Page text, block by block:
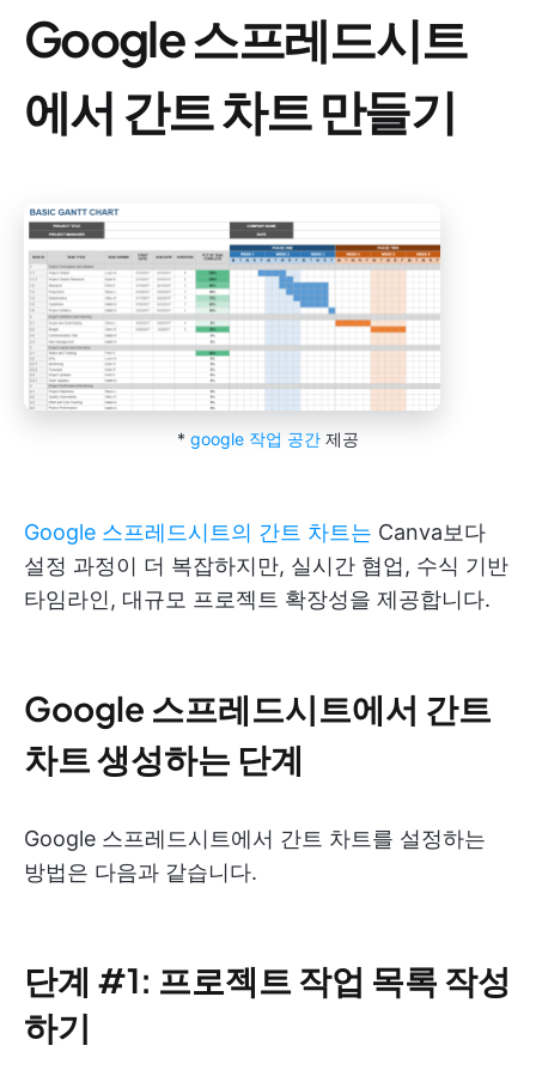
Google 스프레드시트
에서 간트 차트 만들기
* google 작업 공간 제공
Google 스프레드시트의 간트 차트는 Canva보다
설정 과정이 더 복잡하지만, 실시간 협업, 수식 기반
타임라인, 대규모 프로젝트 확장성을 제공합니다.
Google 스프레드시트에서 간트
차트 생성하는 단계
Google 스프레드시트에서 간트 차트를 설정하는
방법은 다음과 같습니다.
단계 #1: 프로젝트 작업 목록 작성
하기